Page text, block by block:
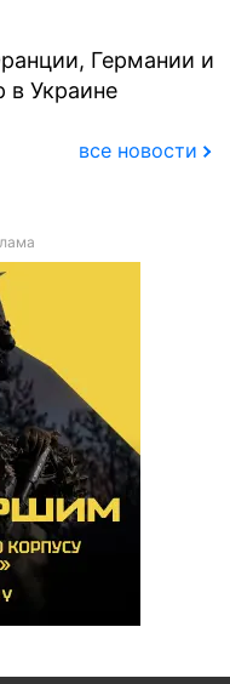
Германии и
в Украине
все новости